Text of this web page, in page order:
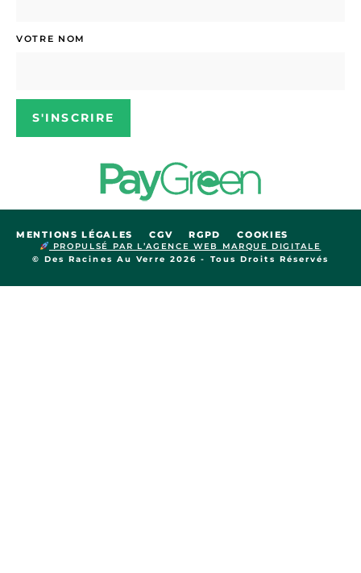
VOTRE NOM
S'INSCRIRE
© Des Racines Au Verre 2026 - Tous Droits Réservés
PROPULSÉ PAR L’AGENCE WEB MARQUE DIGITALE
MENTIONS LÉGALES CGV RGPD COOKIES